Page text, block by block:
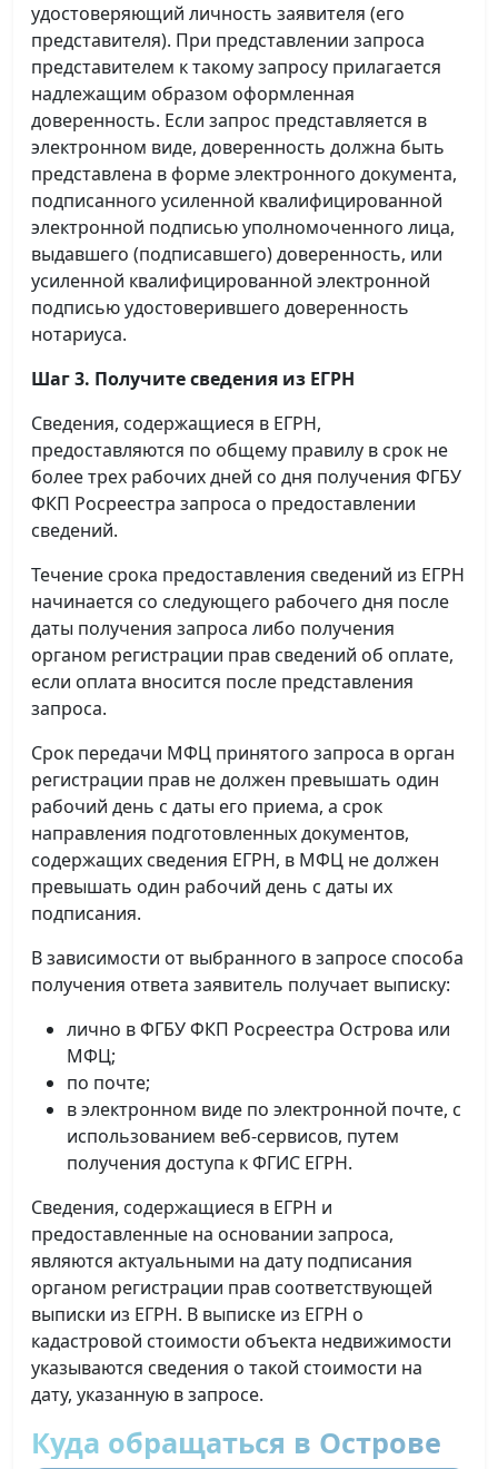
удостоверяющий личность заявителя (его
представителя). При представлении запроса
представителем к такому запросу прилагается
надлежащим образом оформленная
доверенность. Если запрос представляется в
электронном виде, доверенность должна быть
представлена в форме электронного документа,
подписанного усиленной квалифицированной
электронной подписью уполномоченного лица,
выдавшего (подписавшего) доверенность, или
усиленной квалифицированной электронной
подписью удостоверившего доверенность
нотариуса.
Шаг 3. Получите сведения из ЕГРН
Сведения, содержащиеся в ЕГРН,
предоставляются по общему правилу в срок не
более трех рабочих дней со дня получения ФГБУ
ФКП Росреестра запроса о предоставлении
сведений.
Течение срока предоставления сведений из ЕГРН
начинается со следующего рабочего дня после
даты получения запроса либо получения
органом регистрации прав сведений об оплате,
если оплата вносится после представления
запроса.
Срок передачи МФЦ принятого запроса в орган
регистрации прав не должен превышать один
рабочий день с даты его приема, а срок
направления подготовленных документов,
содержащих сведения ЕГРН, в МФЦ не должен
превышать один рабочий день с даты их
подписания.
В зависимости от выбранного в запросе способа
получения ответа заявитель получает выписку:
лично в ФГБУ ФКП Росреестра Острова или
МФЦ;
по почте;
в электронном виде по электронной почте, с
использованием веб-сервисов, путем
получения доступа к ФГИС ЕГРН.
Сведения, содержащиеся в ЕГРН и
предоставленные на основании запроса,
являются актуальными на дату подписания
органом регистрации прав соответствующей
выписки из ЕГРН. В выписке из ЕГРН о
кадастровой стоимости объекта недвижимости
указываются сведения о такой стоимости на
дату, указанную в запросе.
Куда обращаться в Острове